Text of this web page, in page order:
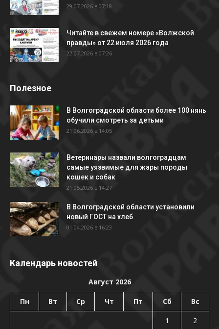
29.07.2026 в 07:18
Читайте в свежем номере «Волжской
правды» от 22 июля 2026 года
22.07.2026 в 07:26
Полезное
В Волгоградской области более 100 нянь
обучили смотреть за детьми
21.06.2026 в 14:05
Ветеринары назвали волгоградцам
самые уязвимые для жары породы
кошек и собак
21.05.2026 в 14:27
В Волгоградской области установили
новый ГОСТ на хлеб
01.04.2026 в 16:23
Календарь новостей
Август 2026
Пн Вт Ср Чт Пт Сб Вс
1
2